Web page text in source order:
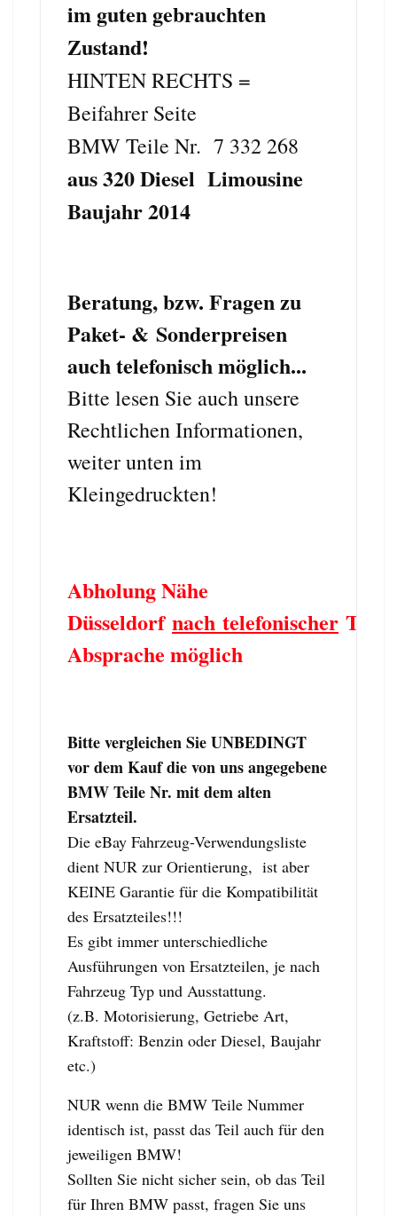
im guten gebrauchten
Zustand!
HINTEN RECHTS =
Beifahrer Seite
BMW Teile Nr. 7 332 268
aus 320 Diesel Limousine
Baujahr 2014
Beratung, bzw. Fragen zu
Paket- & Sonderpreisen
auch telefonisch möglich...
Bitte lesen Sie auch unsere
Rechtlichen Informationen,
weiter unten im
Kleingedruckten!
Abholung Nähe
Düsseldorfnach telefonischer
Absprache möglich
Bitte vergleichen Sie UNBEDINGT
vor dem Kauf die von uns angegebene
BMW Teile Nr. mit dem alten
Ersatzteil.
Die eBay Fahrzeug-Verwendungsliste
dient NUR zur Orientierung, ist aber
KEINE Garantie für die Kompatibilität
des Ersatzteiles!!!
Es gibt immer unterschiedliche
Ausführungen von Ersatzteilen, je nach
Fahrzeug Typ und Ausstattung.
(z.B. Motorisierung, Getriebe Art,
Kraftstoff: Benzin oder Diesel, Baujahr
etc.)
NUR wenn die BMW Teile Nummer
identisch ist, passt das Teil auch für den
jeweiligen BMW!
Sollten Sie nicht sicher sein, ob das Teil
für Ihren BMW passt, fragen Sie uns